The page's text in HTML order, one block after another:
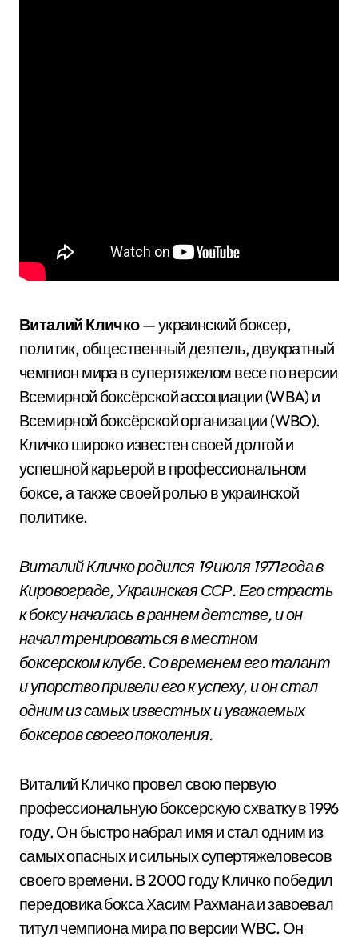
Виталий Кличко— украинский боксер,
политик, общественный деятель, двукратный
чемпион мира в супертяжелом весе по версии
Всемирной боксёрской ассоциации (WBA) и
Всемирной боксёрской организации (WBO).
Кличко широко известен своей долгой и
успешной карьерой в профессиональном
боксе, а также своей ролью в украинской
политике.
Виталий Кличко родился 19 июля 1971 года в
Кировограде, Украинская ССР. Его страсть
к боксу началась в раннем детстве, и он
начал тренироваться в местном
боксерском клубе. Со временем его талант
и упорство привели его к успеху, и он стал
одним из самых известных и уважаемых
боксеров своего поколения.
Виталий Кличко провел свою первую
профессиональную боксерскую схватку в 1996
году. Он быстро набрал имя и стал одним из
самых опасных и сильных супертяжеловесов
своего времени. В 2000 году Кличко победил
передовика бокса Хасим Рахмана и завоевал
титул чемпиона мира по версии WBC. Он